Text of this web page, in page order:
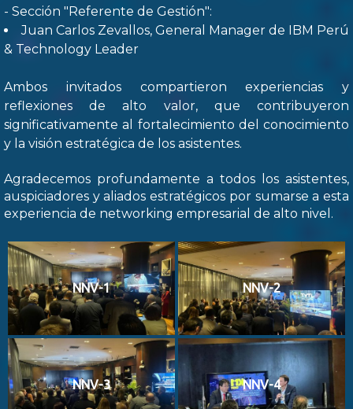
- Sección "Referente de Gestión":
Juan Carlos Zevallos, General Manager de IBM Perú
& Technology Leader
Ambos invitados compartieron experiencias y
reflexiones de alto valor, que contribuyeron
significativamente al fortalecimiento del conocimiento
y la visión estratégica de los asistentes.
Agradecemos profundamente a todos los asistentes,
auspiciadores y aliados estratégicos por sumarse a esta
experiencia de networking empresarial de alto nivel.
NNV-1 NNV-2
NNV-3 NNV-4